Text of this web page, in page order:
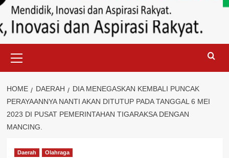
Menu
HOME DAERAH
DIA MENEGASKAN KEMBALI PUNCAK
PERAYAANNYA NANTI AKAN DITUTUP PADA TANGGAL 6 MEI
2023 DI PUSAT PEMERINTAHAN TIGARAKSA DENGAN
MANCING.
Daerah Olahraga